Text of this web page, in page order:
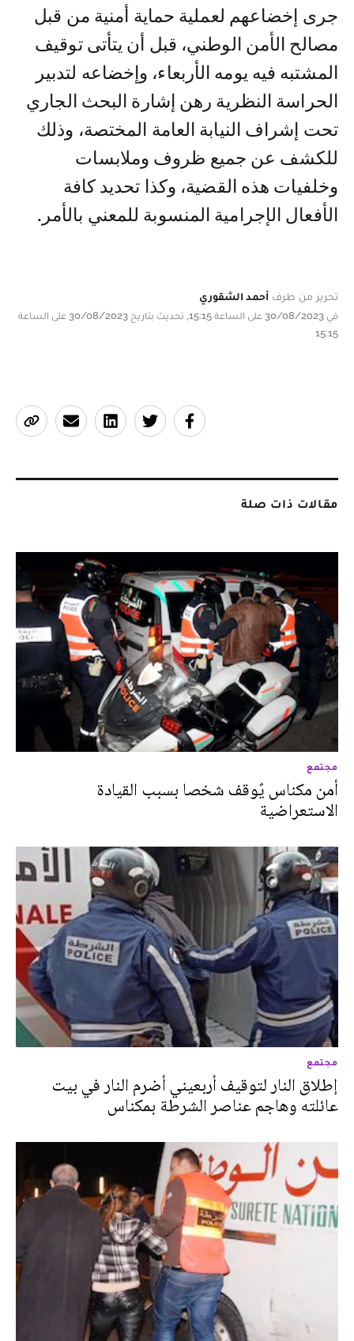
جرى إخضاعهم لعملية حماية أمنية من قبل
مصالح الأمن الوطني، قبل أن يتأتى توقيف
المشتبه فيه يومه الأربعاء، وإخضاعه لتدبير
الحراسة النظرية رهن إشارة البحث الجاري
تحت إشراف النيابة العامة المختصة، وذلك
للكشف عن جميع ظروف وملابسات
وخلفيات هذه القضية، وكذا تحديد كافة
الأفعال الإجرامية المنسوبة للمعني بالأمر.
تحرير من طرف أحمد الشقوري
في 30/08/2023 على الساعة 15:15, تحديث بتاريخ 30/08/2023 على الساعة
15:15
مقالات ذات صلة
مجتمع
أمن مكناس يٌوقف شخصا بسبب القيادة
الاستعراضية
مجتمع
إطلاق النار لتوقيف أربعيني أضرم النار في بيت
عائلته وهاجم عناصر الشرطة بمكناس